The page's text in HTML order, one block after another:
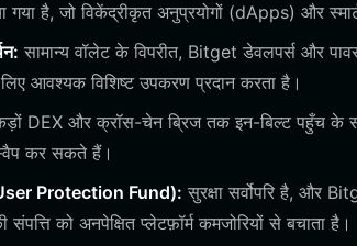
गया है, जो विकेंद्रीकृत अनुप्रयोगों (dApps) और
सामान्य वॉलेट के विपरीत, Bitget डेवलपर्स और
आवश्यक विशिष्ट उपकरण प्रदान करता है।
DEX और क्रॉस-चेन ब्रिज तक इन-बिल्ट पहुँच के
कर सकते हैं।
(User Protection Fund): सुरक्षा सर्वोपरि है, और
को अनपेक्षित प्लेटफ़ॉर्म कमजोरियों से बचाता है।